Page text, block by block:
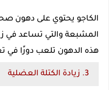
الكاجو يحتوي على دهون
المشبعة والتي تساعد في
هذه الدهون تلعب دورًا في
3. زيادة الكتلة العضلية